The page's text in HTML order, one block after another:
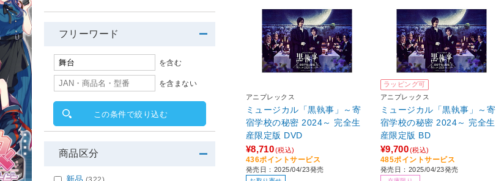
アニプレックス
ミュージカル「黒執事」～寄
宿学校の秘密 2024～ 完全生
産限定版 DVD
¥8,710(税込)
436ポイントサービス
発売日：2025/04/23発売
ラッピング可
アニプレックス
ミュージカル「黒執事」～寄
宿学校の秘密 2024～ 完全生
産限定版 BD
¥9,700(税込)
485ポイントサービス
発売日：2025/04/23発売
フリーワード
を含む
を含まない
この条件で絞り込む
商品区分
新品